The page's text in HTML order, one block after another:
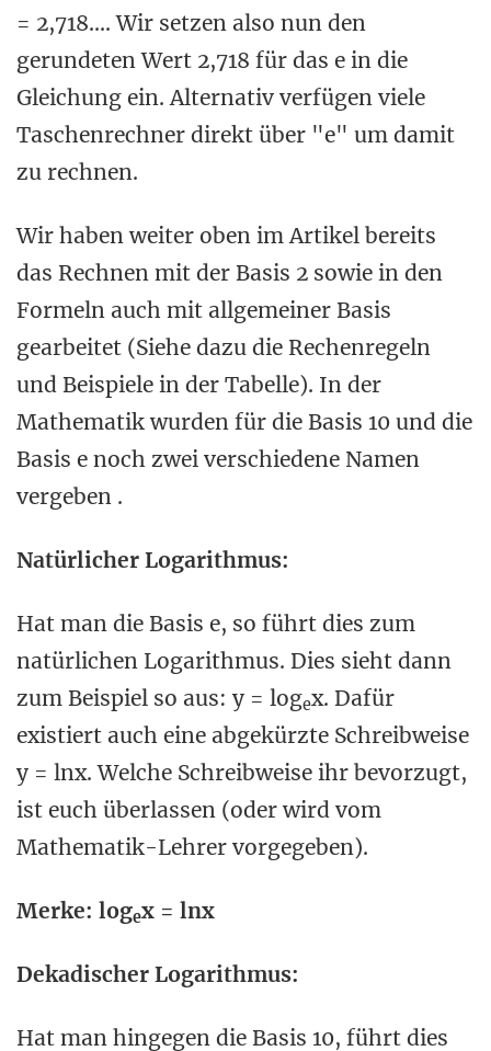
= 2,718.... Wir setzen also nun den
gerundeten Wert 2,718 für das e in die
Gleichung ein. Alternativ verfügen viele
Taschenrechner direkt über "e" um damit
zu rechnen.
Wir haben weiter oben im Artikel bereits
das Rechnen mit der Basis 2 sowie in den
Formeln auch mit allgemeiner Basis
gearbeitet (Siehe dazu die Rechenregeln
und Beispiele in der Tabelle). In der
Mathematik wurden für die Basis 10 und die
Basis e noch zwei verschiedene Namen
vergeben .
Natürlicher Logarithmus:
Hat man die Basis e, so führt dies zum
natürlichen Logarithmus. Dies sieht dann
zum Beispiel so aus: y = logex. Dafür
existiert auch eine abgekürzte Schreibweise
y = lnx. Welche Schreibweise ihr bevorzugt,
ist euch überlassen (oder wird vom
Mathematik-Lehrer vorgegeben).
Merke: logex = lnx
Dekadischer Logarithmus:
Hat man hingegen die Basis 10, führt dies